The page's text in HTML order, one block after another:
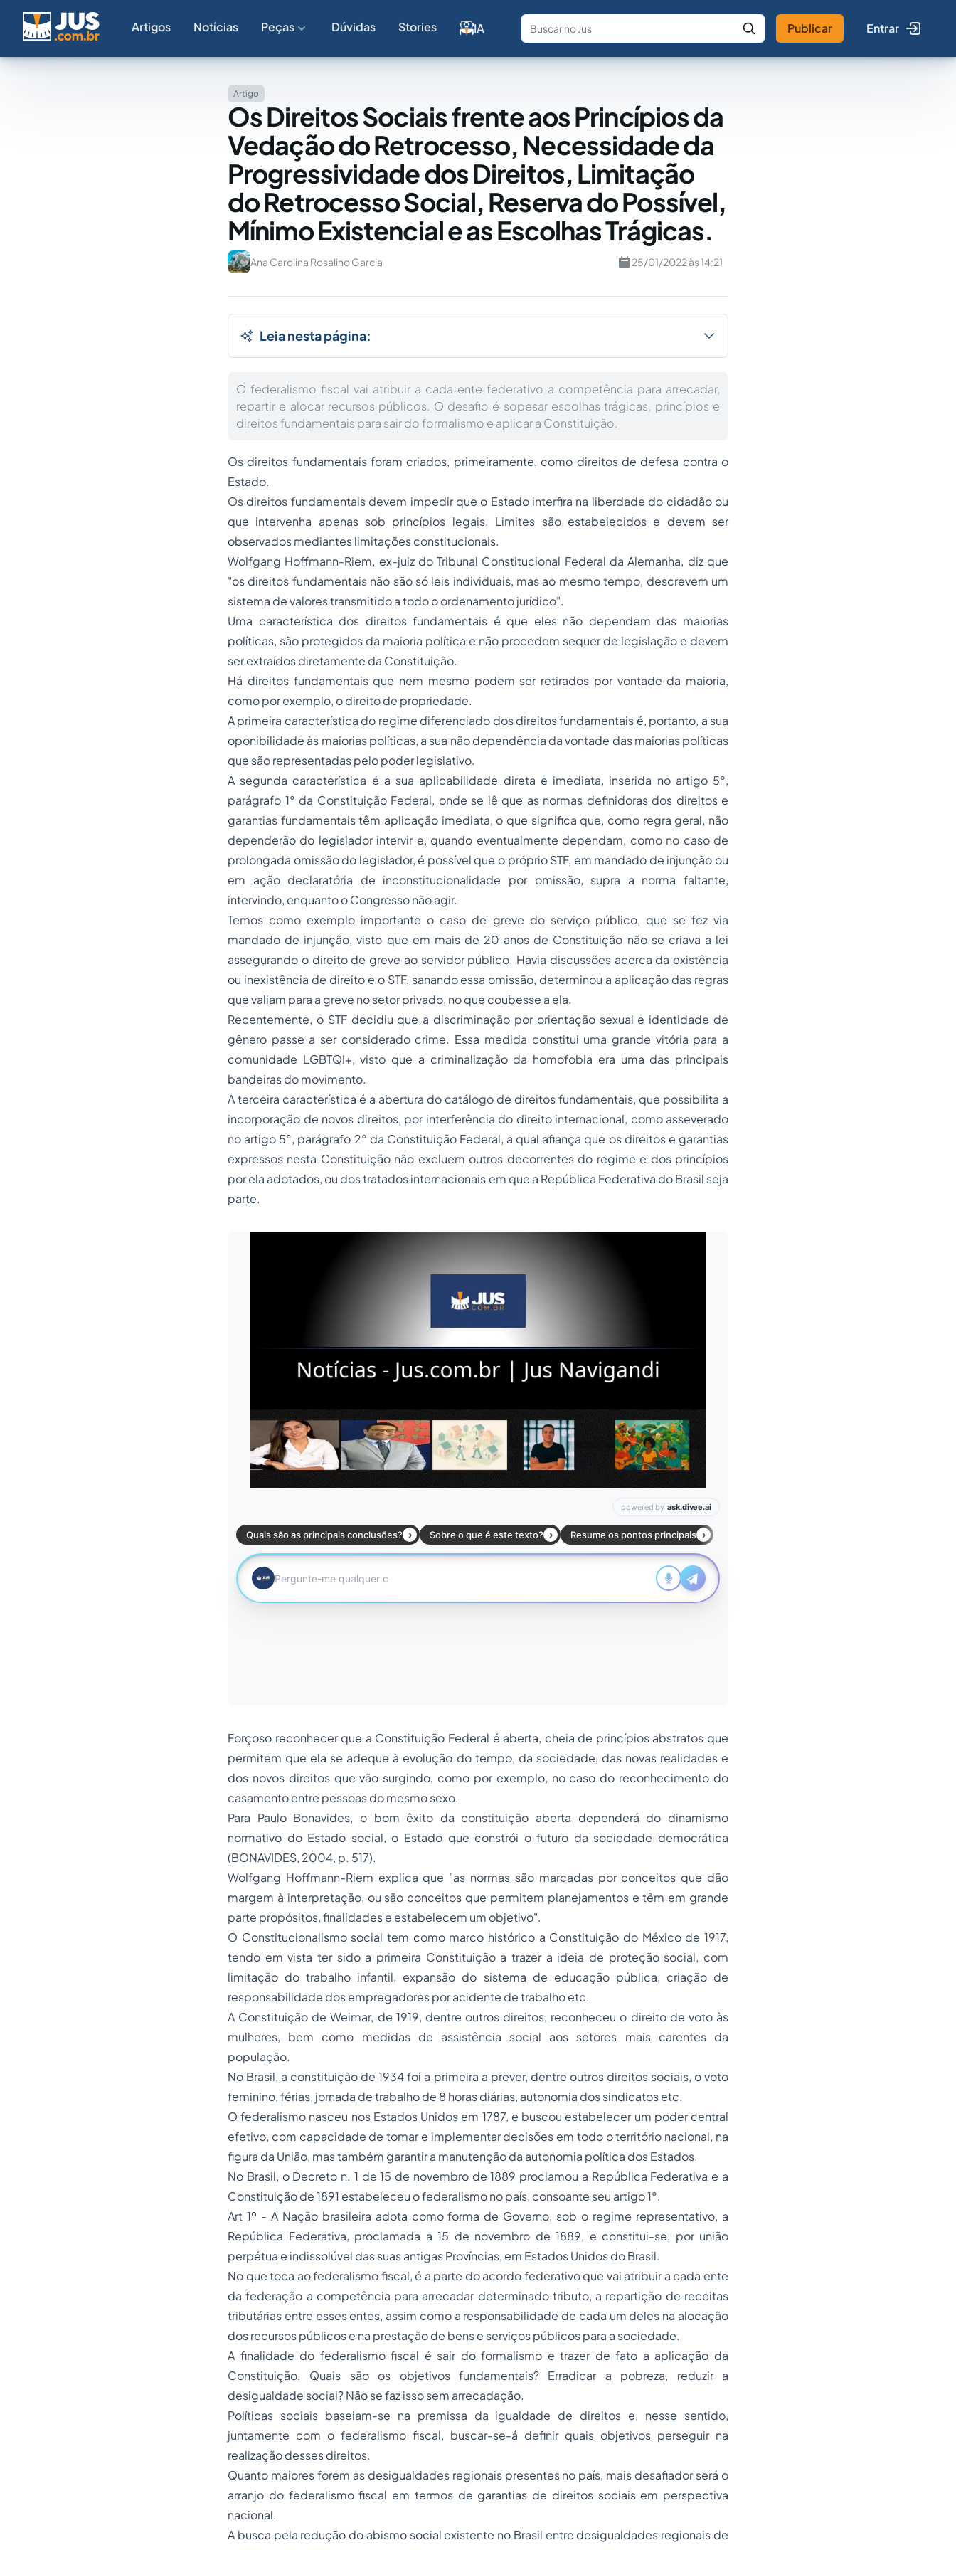
Artigos Notícias Peças Dúvidas Stories IA
Fale com a IA Buscar no Jus
Publicar Entrar
Artigo
Os Direitos Sociais frente aos Princípios da
Vedação do Retrocesso, Necessidade da
Progressividade dos Direitos, Limitação
do Retrocesso Social, Reserva do Possível,
Mínimo Existencial e as Escolhas Trágicas.
Ana Carolina Rosalino Garcia 25/01/2022 às 14:21
Leia nesta página:
O federalismo fiscal vai atribuir a cada ente federativo a competência para arrecadar,
repartir e alocar recursos públicos. O desafio é sopesar escolhas trágicas, princípios e
direitos fundamentais para sair do formalismo e aplicar a Constituição.
Os direitos fundamentais foram criados, primeiramente, como direitos de defesa contra o
Estado.
Os direitos fundamentais devem impedir que o Estado interfira na liberdade do cidadão ou
que intervenha apenas sob princípios legais. Limites são estabelecidos e devem ser
observados mediantes limitações constitucionais.
Wolfgang Hoffmann-Riem, ex-juiz do Tribunal Constitucional Federal da Alemanha, diz que
"os direitos fundamentais não são só leis individuais, mas ao mesmo tempo, descrevem um
sistema de valores transmitido a todo o ordenamento jurídico".
Uma característica dos direitos fundamentais é que eles não dependem das maiorias
políticas, são protegidos da maioria política e não procedem sequer de legislação e devem
ser extraídos diretamente da Constituição.
Há direitos fundamentais que nem mesmo podem ser retirados por vontade da maioria,
como por exemplo, o direito de propriedade.
A primeira característica do regime diferenciado dos direitos fundamentais é, portanto, a sua
oponibilidade às maiorias políticas, a sua não dependência da vontade das maiorias políticas
que são representadas pelo poder legislativo.
A segunda característica é a sua aplicabilidade direta e imediata, inserida no artigo 5°,
parágrafo 1° da Constituição Federal, onde se lê que as normas definidoras dos direitos e
garantias fundamentais têm aplicação imediata, o que significa que, como regra geral, não
dependerão do legislador intervir e, quando eventualmente dependam, como no caso de
prolongada omissão do legislador, é possível que o próprio STF, em mandado de injunção ou
em ação declaratória de inconstitucionalidade por omissão, supra a norma faltante,
intervindo, enquanto o Congresso não agir.
Temos como exemplo importante o caso de greve do serviço público, que se fez via
mandado de injunção, visto que em mais de 20 anos de Constituição não se criava a lei
assegurando o direito de greve ao servidor público. Havia discussões acerca da existência
ou inexistência de direito e o STF, sanando essa omissão, determinou a aplicação das regras
que valiam para a greve no setor privado, no que coubesse a ela.
Recentemente, o STF decidiu que a discriminação por orientação sexual e identidade de
gênero passe a ser considerado crime. Essa medida constitui uma grande vitória para a
comunidade LGBTQI+, visto que a criminalização da homofobia era uma das principais
bandeiras do movimento.
A terceira característica é a abertura do catálogo de direitos fundamentais, que possibilita a
incorporação de novos direitos, por interferência do direito internacional, como asseverado
no artigo 5°, parágrafo 2° da Constituição Federal, a qual afiança que os direitos e garantias
expressos nesta Constituição não excluem outros decorrentes do regime e dos princípios
por ela adotados, ou dos tratados internacionais em que a República Federativa do Brasil seja
parte.
Forçoso reconhecer que a Constituição Federal é aberta, cheia de princípios abstratos que
permitem que ela se adeque à evolução do tempo, da sociedade, das novas realidades e
dos novos direitos que vão surgindo, como por exemplo, no caso do reconhecimento do
casamento entre pessoas do mesmo sexo.
Para Paulo Bonavides, o bom êxito da constituição aberta dependerá do dinamismo
normativo do Estado social, o Estado que constrói o futuro da sociedade democrática
(BONAVIDES, 2004, p. 517).
Wolfgang Hoffmann-Riem explica que "as normas são marcadas por conceitos que dão
margem à interpretação, ou são conceitos que permitem planejamentos e têm em grande
parte propósitos, finalidades e estabelecem um objetivo".
O Constitucionalismosocial tem como marco histórico a Constituição do México de 1917,
tendo em vista ter sido a primeira Constituição a trazer a ideia de proteção social, com
limitação do trabalho infantil, expansão do sistema de educação pública, criação de
responsabilidade dos empregadores por acidente de trabalho etc.
A Constituição de Weimar, de 1919, dentre outros direitos, reconheceu o direito de voto às
mulheres, bem como medidas de assistência social aos setores mais carentes da
população.
No Brasil, a constituição de 1934 foi a primeira a prever, dentre outros direitos sociais, o voto
feminino, férias, jornada de trabalho de 8 horas diárias, autonomia dos sindicatos etc.
O federalismo nasceu nos Estados Unidos em 1787, e buscou estabelecer um poder central
efetivo, com capacidade de tomar e implementar decisões em todo o território nacional, na
figura da União, mas também garantir a manutenção da autonomia política dos Estados.
No Brasil, o Decreto n. 1 de 15 de novembro de 1889 proclamou a República Federativa e a
Constituição de 1891 estabeleceu o federalismo no país, consoante seu artigo 1°.
Art 1º - A Nação brasileira adota como forma de Governo, sob o regime representativo, a
República Federativa, proclamada a 15 de novembro de 1889, e constitui-se, por união
perpétua e indissolúvel das suas antigas Províncias, em Estados Unidos do Brasil.
No que toca ao federalismo fiscal, é a parte do acordo federativo que vai atribuir a cada ente
da federação a competência para arrecadar determinado tributo, a repartição de receitas
tributárias entre esses entes, assim como a responsabilidade de cada um deles na alocação
dos recursos públicos e na prestação de bens e serviços públicos para a sociedade.
A finalidade do federalismo fiscal é sair do formalismo e trazer de fato a aplicação da
Constituição. Quais são os objetivos fundamentais? Erradicar a pobreza, reduzir a
desigualdade social? Não se faz isso sem arrecadação.
Políticas sociais baseiam-se na premissa da igualdade de direitos e, nesse sentido,
juntamente com o federalismo fiscal, buscar-se-á definir quais objetivos perseguir na
realização desses direitos.
Quanto maiores forem as desigualdades regionais presentes no país, mais desafiador será o
arranjo do federalismo fiscal em termos de garantias de direitos sociais em perspectiva
nacional.
A busca pela redução do abismo social existente no Brasil entre desigualdades regionais de